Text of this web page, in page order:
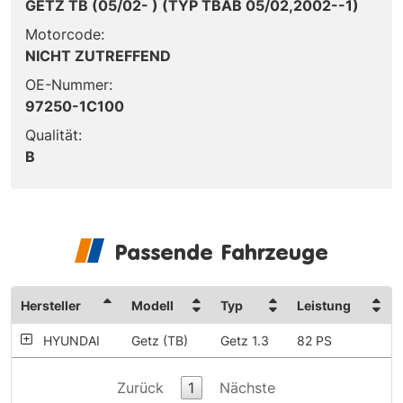
GETZ TB (05/02- ) (TYP TBAB 05/02,2002--1)
Motorcode:
NICHT ZUTREFFEND
OE-Nummer:
97250-1C100
Qualität:
B
Passende Fahrzeuge
Hersteller Modell Typ Leistung
HYUNDAI Getz (TB) Getz 1.3 82 PS
Zurück 1 Nächste